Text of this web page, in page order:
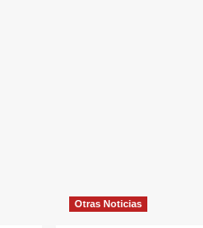
Otras Noticias